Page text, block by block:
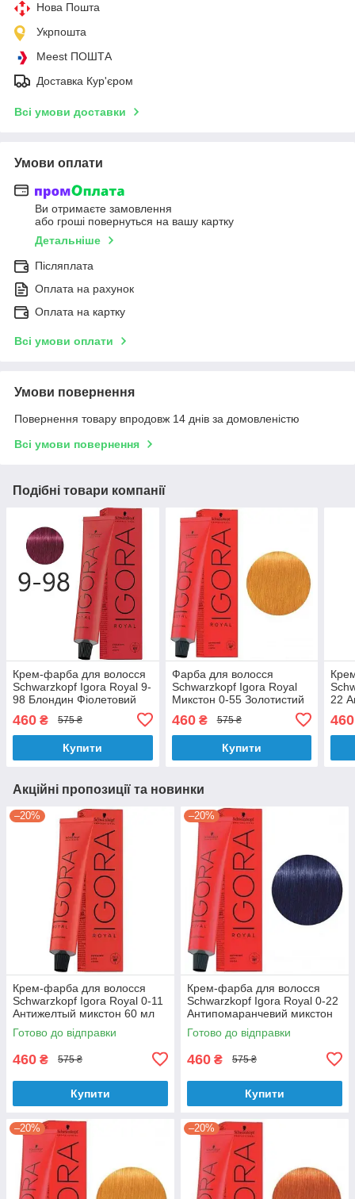
Нова Пошта
Укрпошта
Meest ПОШТА
Доставка Кур'єром
Всі умови доставки
Умови оплати
Ви отримаєте замовлення
або гроші повернуться на вашу картку
Детальніше
Післяплата
Оплата на рахунок
Оплата на картку
Всі умови оплати
Умови повернення
Повернення товару впродовж 14 днів за домовленістю
Всі умови повернення
Подібні товари компанії
Крем-фарба для волосся
Schwarzkopf Igora Royal 9-
98 Блондин Фіолетовий
460 ₴ 575 ₴
Купити
Фарба для волосся
Schwarzkopf Igora Royal
Микстон 0-55 Золотистий
460₴ 575 ₴
Купити
22
460
Акційні пропозиції та новинки
–20%
Крем-фарба для волосся
Schwarzkopf Igora Royal 0-11
Антижелтый микстон 60 мл
Готово до відправки
460 ₴ 575 ₴
Купити
–20%
Крем-фарба для волосся
Schwarzkopf Igora Royal 0-22
Антипомаранчевий микстон
60 мл
Готово до відправки
460 ₴ 575 ₴
Купити
–20% –20%